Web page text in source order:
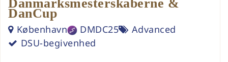
Danmarksmesterskaberne &
DanCup
København DMDC25
Advanced
DSU-begivenhed